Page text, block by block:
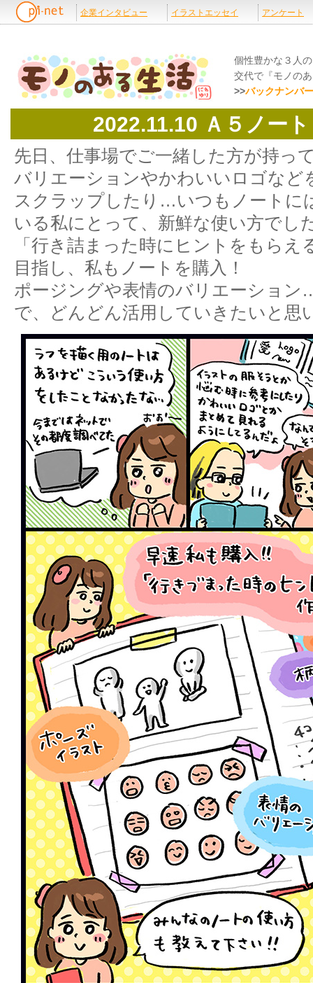
個性豊かな３人
交代で『モノの
>>バックナンバ
2022.11.10 Ａ５ノー
先日、仕事場でご一緒した方が持っ
バリエーションやかわいいロゴなど
スクラップしたり…いつもノートに
いる私にとって、新鮮な使い方でし
「行き詰まった時にヒントをもら
目指し、私もノートを購入！
ポージングや表情のバリエーショ
で、どんどん活用していきたいと思